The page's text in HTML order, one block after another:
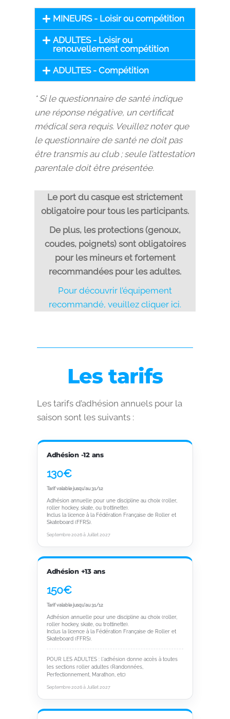
MINEURS - Loisir ou compétition
ADULTES - Loisir ou
renouvellement compétition
ADULTES - Compétition
* Si le questionnaire de santé indique
une réponse négative, un certificat
médical sera requis. Veuillez noter que
le questionnaire de santé ne doit pas
être transmis au club ; seule l’attestation
parentale doit être présentée.
Le port du casque est strictement
obligatoire pour tous les participants.
De plus, les protections (genoux,
coudes, poignets) sont obligatoires
pour les mineurs et fortement
recommandées pour les adultes.
Pour découvrir l’équipement
recommandé, veuillez cliquer ici.
Les tarifs
Les tarifs d’adhésion annuels pour la
saison sont les suivants :
Adhésion -12 ans
130€
Tarif valable jusqu'au 31/12
Adhésion annuelle pour une discipline au choix (roller,
roller hockey, skate, ou trottinette).
Inclus la licence à la Fédération Française de Roller et
Skateboard (FFRS).
Septembre 2026 à Juillet 2027
Adhésion +13 ans
150€
Tarif valable jusqu'au 31/12
Adhésion annuelle pour une discipline au choix (roller,
roller hockey, skate, ou trottinette).
Inclus la licence à la Fédération Française de Roller et
Skateboard (FFRS).
POUR LES ADULTES : l'adhésion donne accès à toutes
les sections roller adultes (Randonnées,
Perfectionnement, Marathon, etc)
Septembre 2026 à Juillet 2027